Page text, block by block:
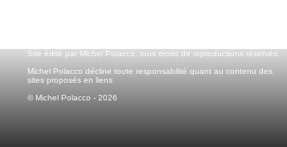
Site édité par Michel Polacco, tous droits de reproductions réservés.
Michel Polacco décline toute responsabilité quant au contenu des
sites proposés en liens
© Michel Polacco - 2026